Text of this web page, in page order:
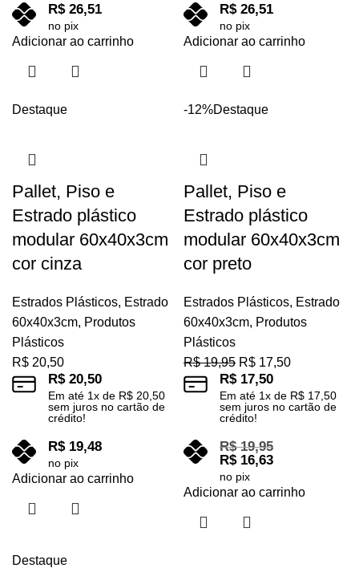
R$26,51
no pix
Adicionar ao carrinho
R$26,51
no pix
Adicionar ao carrinho
Destaque
Pallet, Piso e
Estrado plástico
modular 60x40x3cm
cor cinza
Estrados Plásticos, Estrado
60x40x3cm, Produtos
Plásticos
R$ 20,50
R$20,50
Em até 1x de R$ 20,50
sem juros no cartão de
crédito!
R$19,48
no pix
Adicionar ao carrinho
-12%Destaque
Pallet, Piso e
Estrado plástico
modular 60x40x3cm
cor preto
Estrados Plásticos, Estrado
60x40x3cm, Produtos
Plásticos
R$19,95 R$ 17,50
R$17,50
Em até 1x de R$ 17,50
sem juros no cartão de
crédito!
R$19,95
R$16,63
no pix
Adicionar ao carrinho
Destaque